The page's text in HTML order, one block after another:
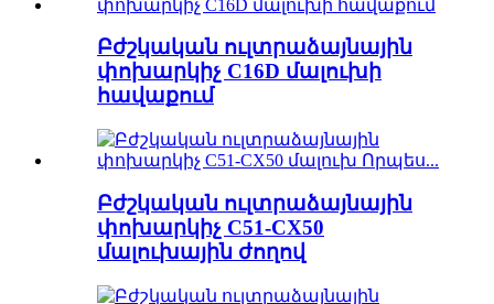
Բժշկական ուլտրաձայնային
փոխարկիչ C16D մալուխի
հավաքում
Բժշկական ուլտրաձայնային
փոխարկիչ C51-CX50
մալուխային ժողով